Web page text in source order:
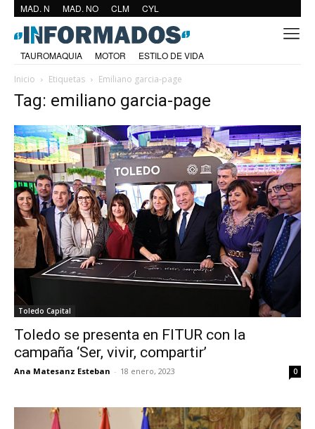
MAD. N MAD. NO CLM CYL
TAUROMAQUIA MOTOR
ESTILO DE VIDA
Inicio
Etiquetas Emiliano garcia-page
Tag: emiliano garcia-page
Toledo Capital
Toledo se presenta en FITUR con la
campaña ‘Ser, vivir, compartir’
Ana Matesanz Esteban - 18 enero, 2023 0